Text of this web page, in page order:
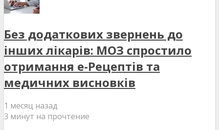
Без додаткових звернень до
інших лікарів: МОЗ спростило
отримання е-Рецептів та
медичних висновків
1 месяц назад
3 минут на прочтение